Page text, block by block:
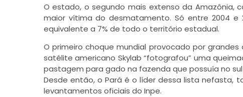
O estado, o segundo mais extenso da Amazônia,
maior vítima do desmatamento. Só entre 2004 e
equivalente a 7% de todo o território estadual.
O primeiro choque mundial provocado por
satélite americano Skylab “fotografou” uma
pastagem para gado na fazenda que possuía no
Desde então, o Pará é o líder dessa lista nefasta,
levantamentos oficiais do Inpe.